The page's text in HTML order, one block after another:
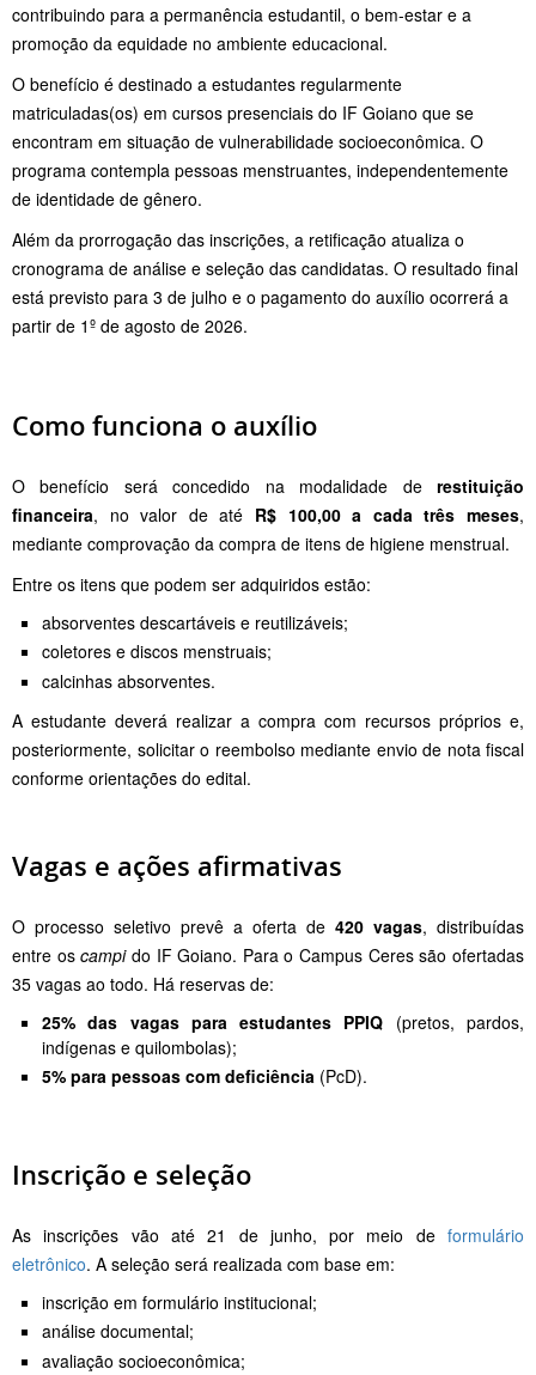
contribuindo para a permanência estudantil, o bem-estar e a
promoção da equidade no ambiente educacional.
O benefício é destinado a estudantes regularmente
matriculadas(os) em cursos presenciais do IF Goiano que se
encontram em situação de vulnerabilidade socioeconômica. O
programa contempla pessoas menstruantes, independentemente
de identidade de gênero.
Além da prorrogação das inscrições, a retificação atualiza o
cronograma de análise e seleção das candidatas. O resultado final
está previsto para 3 de julho e o pagamento do auxílio ocorrerá a
partir de 1º de agosto de 2026.
Como funciona o auxílio
O benefício será concedido na modalidade de restituição
financeira, no valor de até R$ 100,00 a cada três meses,
mediante comprovação da compra de itens de higiene menstrual.
Entre os itens que podem ser adquiridos estão:
absorventes descartáveis e reutilizáveis;
coletores e discos menstruais;
calcinhas absorventes.
A estudante deverá realizar a compra com recursos próprios e,
posteriormente, solicitar o reembolso mediante envio de nota fiscal
conforme orientações do edital.
Vagas e ações afirmativas
O processo seletivo prevê a oferta de 420 vagas, distribuídas
entre oscampido IF Goiano. Para o Campus Ceres são ofertadas
35 vagas ao todo. Há reservas de:
25% das vagas para estudantes PPIQ (pretos, pardos,
indígenas e quilombolas);
5% para pessoas com deficiência (PcD).
Inscrição e seleção
As inscrições vão até 21 de junho, por meio de formulário
eletrônico. A seleção será realizada com base em:
inscrição em formulário institucional;
análise documental;
avaliação socioeconômica;